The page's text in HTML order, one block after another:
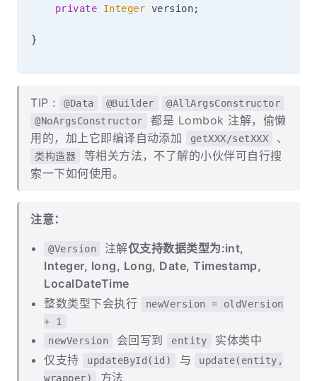
private
Integer version;
}
TIP : @Data @Builder
@AllArgsConstructor
@NoArgsConstructor
都是 Lombok 注解，偷懒
用的，加上它即编译自动添加
getXXX/setXXX 、
类构造器
等相关方法，不了解的小伙伴可自行搜
索一下如何使用。
注意：
@Version 注解仅支持数据类型为:int,
Integer, long, Long, Date, Timestamp,
LocalDateTime
整数类型下会执行
newVersion = oldVersion
+ 1
newVersion
会回写到 entity
实体类中
仅支持
updateById(id) 与
update(entity,
wrapper)
方法